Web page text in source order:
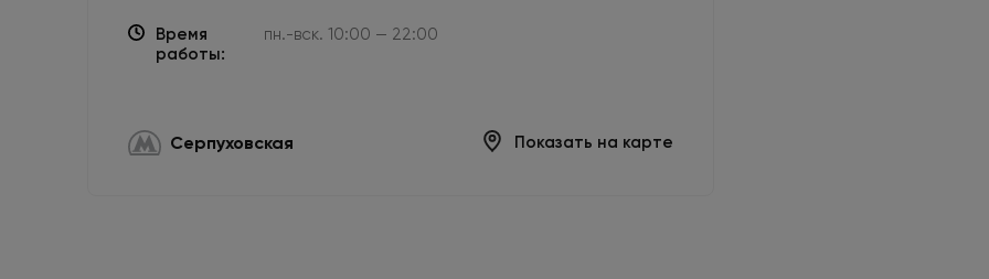
Время
работы:
пн.-вск. 10:00 — 22:00
Серпуховская Показать на карте